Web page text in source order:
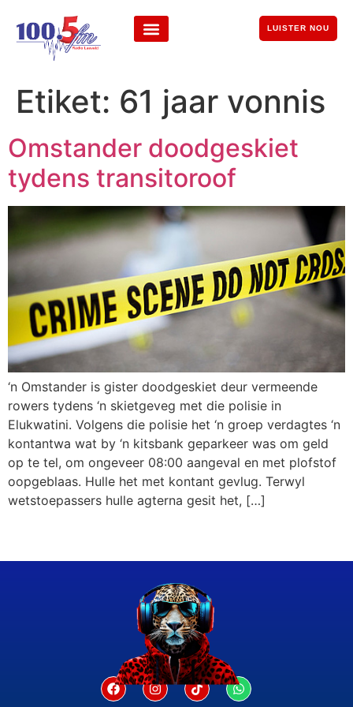
LUISTER NOU
Etiket: 61 jaar vonnis
Omstander doodgeskiet
tydens transitoroof
‘n Omstander is gister doodgeskiet deur vermeende
rowers tydens ‘n skietgeveg met die polisie in
Elukwatini. Volgens die polisie het ‘n groep verdagtes ‘n
kontantwa wat by ‘n kitsbank geparkeer was om geld
op te tel, om ongeveer 08:00 aangeval en met plofstof
oopgeblaas. Hulle het met kontant gevlug. Terwyl
wetstoepassers hulle agterna gesit het, […]